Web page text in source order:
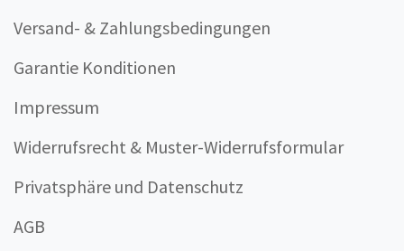
Versand- & Zahlungsbedingungen
Garantie Konditionen
Impressum
Widerrufsrecht & Muster-Widerrufsformular
Privatsphäre und Datenschutz
AGB